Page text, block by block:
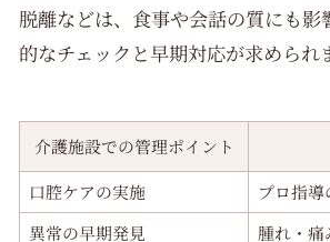
脱離などは、食事や会話の質にも影
的なチェックと早期対応が求められ
介護施設での管理ポイント
口腔ケアの実施
プロ指
異常の早期発見
腫れ・痛